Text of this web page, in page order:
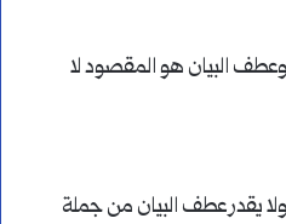
البيان هو المقصود لا
يقدر عطف البيان من جملة